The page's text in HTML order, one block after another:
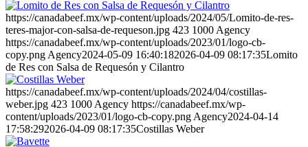
https://canadabeef.mx/wp-content/uploads/2024/05/Lomito-de-res-
teres-major-con-salsa-de-requeson.jpg 423 1000 Agency
https://canadabeef.mx/wp-content/uploads/2023/01/logo-cb-
copy.png Agency2024-05-09 16:40:182026-04-09 08:17:35Lomito
de Res con Salsa de Requesón y Cilantro
https://canadabeef.mx/wp-content/uploads/2024/04/costillas-
weber.jpg 423 1000 Agency https://canadabeef.mx/wp-
content/uploads/2023/01/logo-cb-copy.png Agency2024-04-14
17:58:292026-04-09 08:17:35Costillas Weber